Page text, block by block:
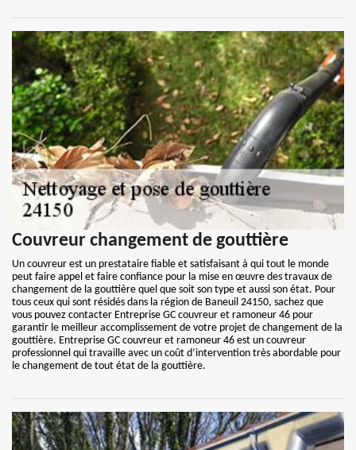
Couvreur changement de gouttière
Un couvreur est un prestataire fiable et satisfaisant à qui tout le monde
peut faire appel et faire confiance pour la mise en œuvre des travaux de
changement de la gouttière quel que soit son type et aussi son état. Pour
tous ceux qui sont résidés dans la région de Baneuil 24150, sachez que
vous pouvez contacter Entreprise GC couvreur et ramoneur 46 pour
garantir le meilleur accomplissement de votre projet de changement de la
gouttière. Entreprise GC couvreur et ramoneur 46 est un couvreur
professionnel qui travaille avec un coût d’intervention très abordable pour
le changement de tout état de la gouttière.